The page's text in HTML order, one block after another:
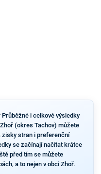
i celkové výsledky
(okres Tachov) můžete
zisky stran i preferenční
se začínají načítat krátce
před tím se můžete
a to nejen v obci Zhoř.